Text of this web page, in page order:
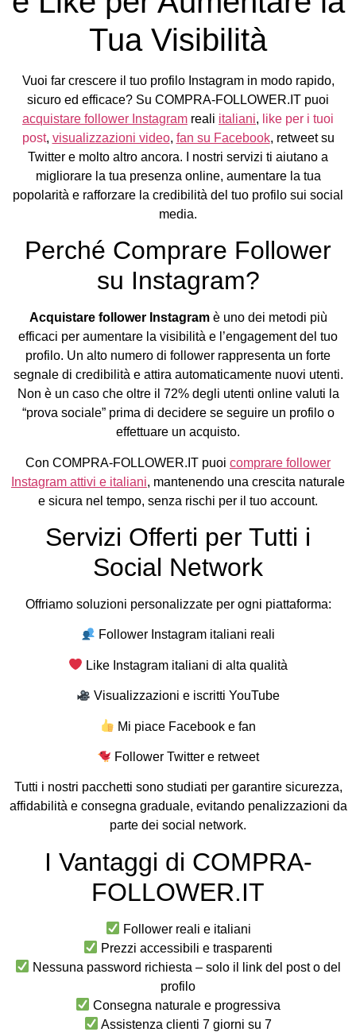
Tua Visibilità
Vuoi far crescere il tuo profilo Instagram in modo rapido,
sicuro ed efficace? Su COMPRA-FOLLOWER.IT puoi
acquistare follower Instagram reali italiani, like per i tuoi
post, visualizzazioni video, fan su Facebook, retweet su
Twitter e molto altro ancora. I nostri servizi ti aiutano a
migliorare la tua presenza online, aumentare la tua
popolarità e rafforzare la credibilità del tuo profilo sui social
media.
Perché Comprare Follower
su Instagram?
Acquistare follower Instagramè uno dei metodi più
efficaci per aumentare la visibilità e l’engagement del tuo
profilo. Un alto numero di follower rappresenta un forte
segnale di credibilità e attira automaticamente nuovi utenti.
Non è un caso che oltre il 72% degli utenti online valuti la
“prova sociale” prima di decidere se seguire un profilo o
effettuare un acquisto.
Con COMPRA-FOLLOWER.IT puoi comprare follower
Instagram attivi e italiani, mantenendo una crescita naturale
e sicura nel tempo, senza rischi per il tuo account.
Servizi Offerti per Tutti i
Social Network
Offriamo soluzioni personalizzate per ogni piattaforma:
Follower Instagram italiani reali
Like Instagram italiani di alta qualità
Visualizzazioni e iscritti YouTube
Mi piace Facebook e fan
Follower Twitter e retweet
Tutti i nostri pacchetti sono studiati per garantire sicurezza,
affidabilità e consegna graduale, evitando penalizzazioni da
parte dei social network.
I Vantaggi di COMPRA-
FOLLOWER.IT
Follower reali e italiani
Prezzi accessibili e trasparenti
Nessuna password richiesta – solo il link del post o del
profilo
Consegna naturale e progressiva
Assistenza clienti 7 giorni su 7